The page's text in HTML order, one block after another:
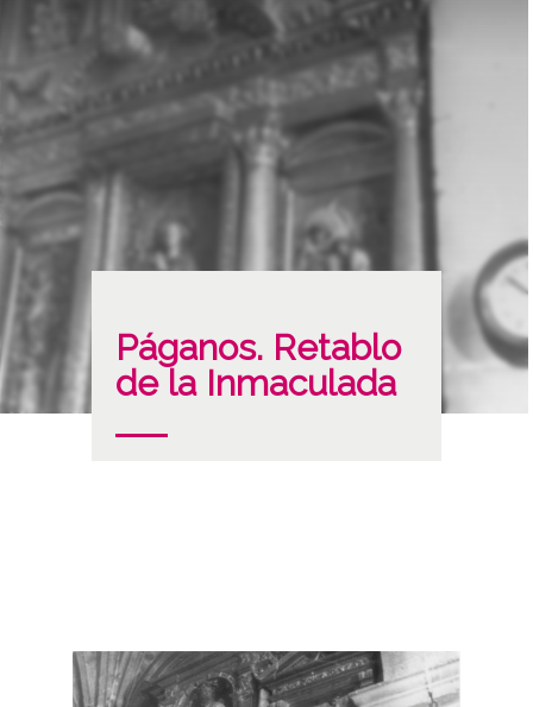
Páganos. Retablo
de la Inmaculada